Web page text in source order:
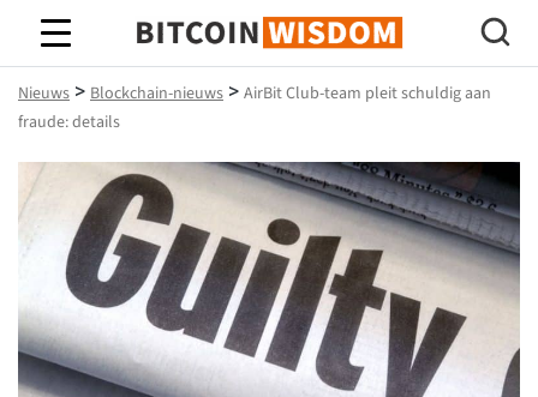
Bitcoin-wijsheid
Nieuws > Blockchain-nieuws > AirBit Club-team pleit schuldig aan
fraude: details